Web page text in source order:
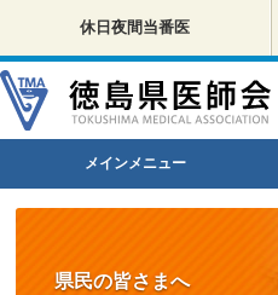
休日夜間当番医
メインメニュー
県民の皆さまへ